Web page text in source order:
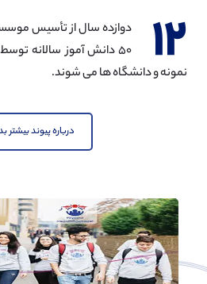
۱۲
۵۰ دانش آموز سالانه
نمونه و دانشگاه ها می شوند.
درباره پیوند بیشتر